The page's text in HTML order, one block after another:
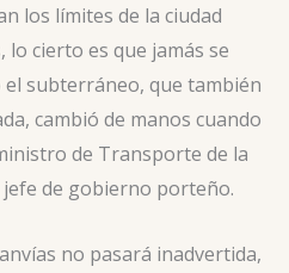
los límites de la ciudad
cierto es que jamás se
el subterráneo, que también
cambió de manos cuando
de Transporte de la
de gobierno porteño.
no pasará inadvertida,